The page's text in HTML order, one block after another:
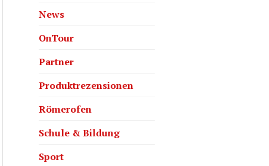
Objekte freistellen
News
OnTour
Partner
Produktrezensionen
Römerofen
Schule & Bildung
Sport